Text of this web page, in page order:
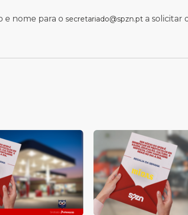
e nome para o secretariado@spzn.pt a solicitar